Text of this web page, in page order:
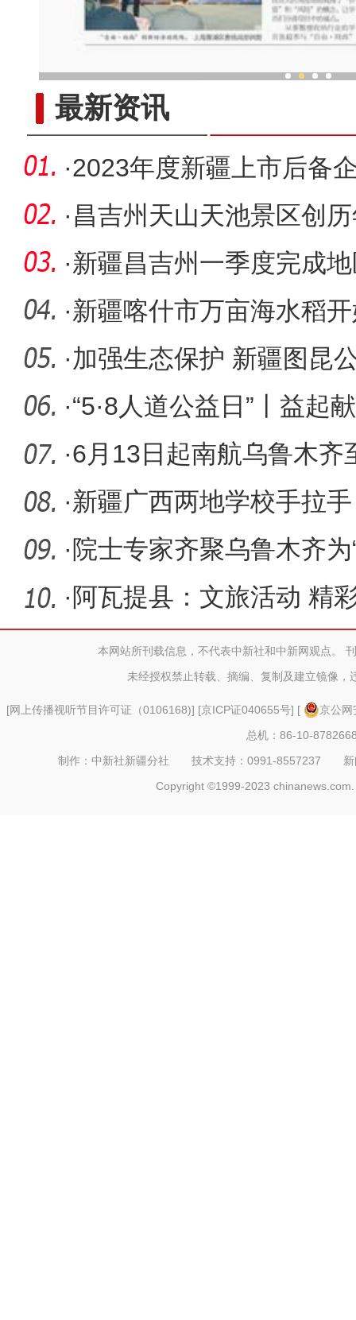
最新资讯
·2023年度新疆上市后备
昌吉州3
·昌吉州天山天池景区创
客新
·新疆昌吉州一季度完成
亿元，比
·新疆喀什市万亩海水稻
·加强生态保护 新疆图昆
始架梁
·“5·8人道公益日”丨益起
·6月13日起南航乌鲁木齐
·新疆广西两地学校手拉
仪式
·院士专家齐聚乌鲁木齐
空间协
· 阿瓦提县：文旅活动 精
本网站所刊载信息，不代表中新社和中新网观点。
未经授权禁止转载、摘编、复制及建立镜像，
[网上传播视听节目许可证（0106168)] [京ICP证040655号] [
京公
总机：86-10-
制作：中新社新疆分社 技术支持：0991-8557237
Copyright ©1999-2023